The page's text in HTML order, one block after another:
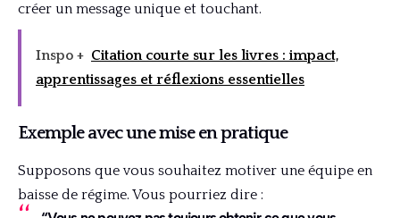
créer un message unique et touchant.
Inspo + Citation courte sur les livres : impact,
apprentissages et réflexions essentielles
Exemple avec une mise en pratique
Supposons que vous souhaitez motiver une équipe en
baisse de régime. Vous pourriez dire :